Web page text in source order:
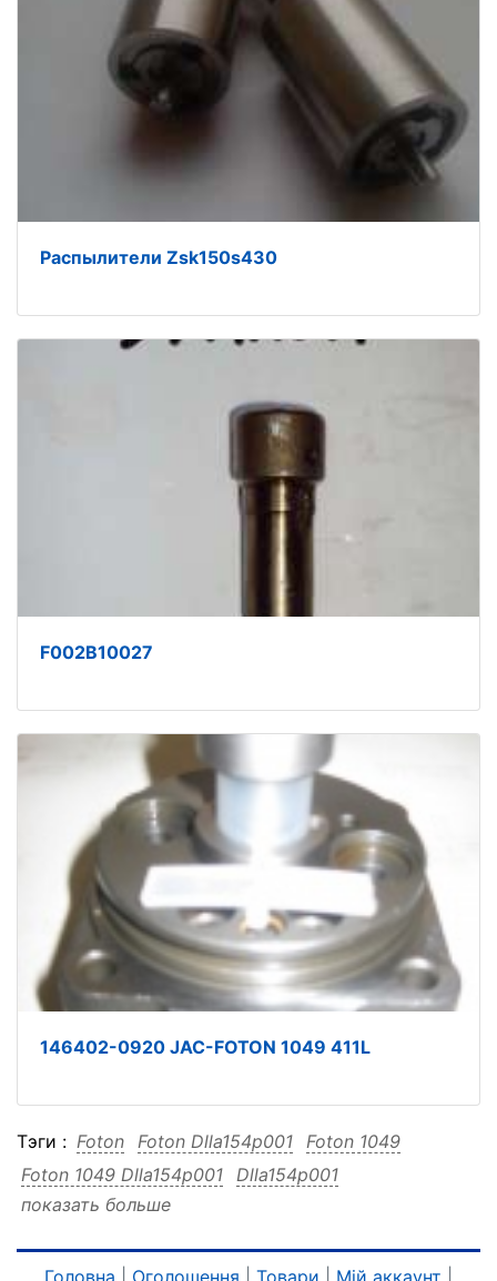
Распылители Zsk150s430
F002B10027
146402-0920 JAC-FOTON 1049 411L
Тэги : Foton Foton Dlla154p001 Foton 1049
Foton 1049 Dlla154p001 Dlla154p001
Dlla154p001 Foton
1049 Dlla154p001
показать больше
Головна Оголошення Товари Мій аккаунт